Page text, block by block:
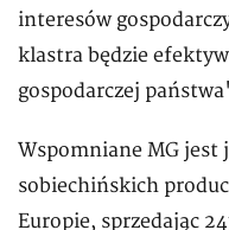
interesów
klastra będzie
gospodarczej
Wspomniane MG jest
sobiechińskich
Europie, sprzedając